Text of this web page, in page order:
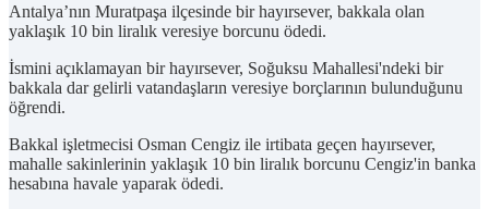
Antalya’nın Muratpaşa ilçesinde bir hayırsever, bakkala olan
yaklaşık 10 bin liralık veresiye borcunu ödedi.
İsmini açıklamayan bir hayırsever, Soğuksu Mahallesi'ndeki bir
bakkala dar gelirli vatandaşların veresiye borçlarının bulunduğunu
öğrendi.
Bakkal işletmecisi Osman Cengiz ile irtibata geçen hayırsever,
mahalle sakinlerinin yaklaşık 10 bin liralık borcunu Cengiz'in banka
hesabına havale yaparak ödedi.